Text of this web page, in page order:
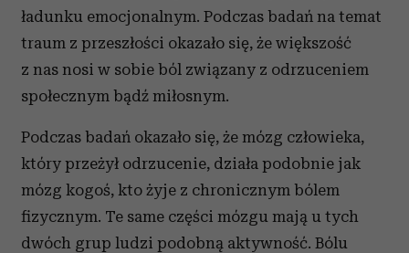
ładunku emocjonalnym. Podczas badań na temat
traum z przeszłości okazało się, że większość
z nas nosi w sobie ból związany z odrzuceniem
społecznym bądź miłosnym.
Podczas badań okazało się, że mózg człowieka,
który przeżył odrzucenie, działa podobnie jak
mózg kogoś, kto żyje z chronicznym bólem
fizycznym. Te same części mózgu mają u tych
dwóch grup ludzi podobną aktywność. Bólu